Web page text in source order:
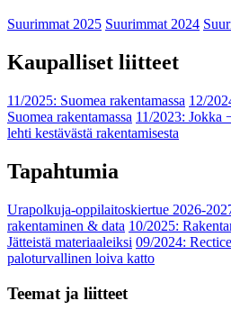
Suurimmat 2025 Suurimmat 2024
Kaupalliset liitteet
11/2025: Suomea rakentamassa 12/
Suomea rakentamassa 11/2023: Jokka
lehti kestävästä rakentamisesta
Tapahtumia
Urapolkuja-oppilaitoskiertue 2026-
rakentaminen & data 10/2025:
Jätteistä materiaaleiksi 09/2024:
paloturvallinen loiva katto
Teemat ja liitteet